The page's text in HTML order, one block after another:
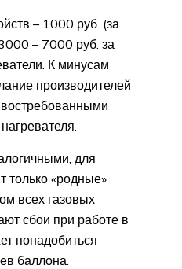
– 1000 руб. (за
– 7000 руб. за
К минусам
производителей
для
только «родные»
всех газовых
сбои при работе в
понадобиться
баллона.